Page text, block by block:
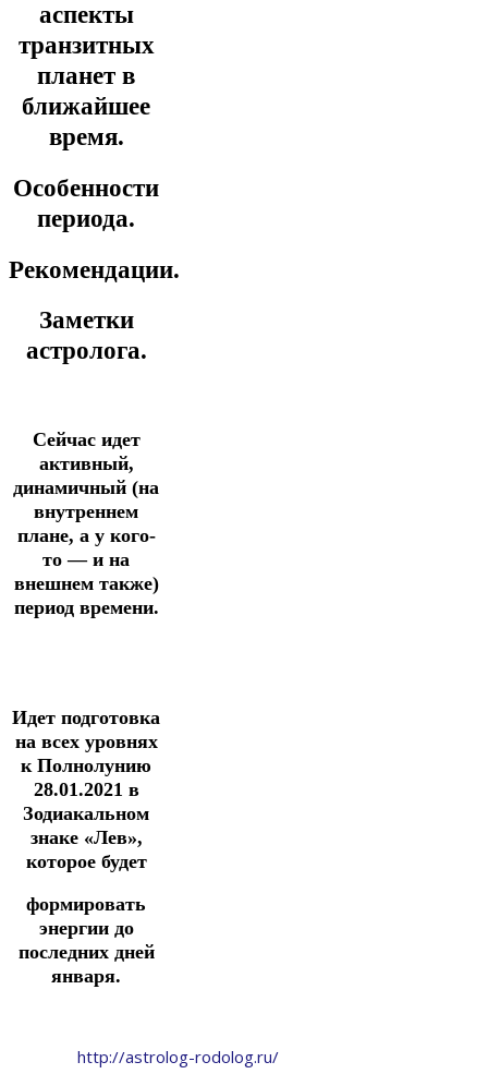
аспекты
транзитных
планет в
ближайшее
время.
Особенности
периода.
Рекомендации.
Заметки
астролога.
Сейчас идет
активный,
динамичный (на
внутреннем
плане, а у кого-
то — и на
внешнем также)
период времени.
Идет подготовка
на всех уровнях
к Полнолунию
28.01.2021 в
Зодиакальном
знаке «Лев»,
которое будет
формировать
энергии до
последних дней
января.
http://astrolog-rodolog.ru/